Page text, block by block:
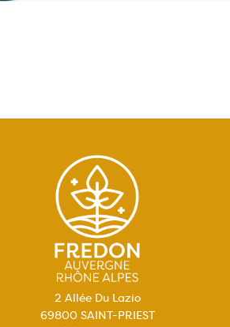
2 Allée Du Lazio
69800 SAINT-PRIEST